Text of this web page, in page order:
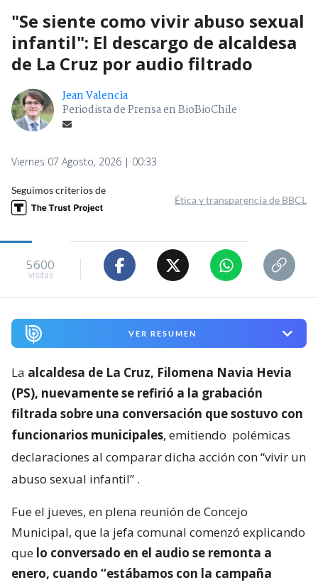
"Se siente como vivir abuso sexual
infantil": El descargo de alcaldesa
de La Cruz por audio filtrado
Jean Valencia
Periodista de Prensa en BioBioChile
Viernes 07 Agosto, 2026 | 00:33
Seguimos criterios de
Ética y transparencia de BBCL
5600
visitas
VER RESUMEN
La alcaldesa de La Cruz, Filomena Navia Hevia
(PS), nuevamente se refirió a la grabación
filtrada sobre una conversación que sostuvo con
funcionarios municipales, emitiendo polémicas
declaraciones al comparar dicha acción con “vivir un
abuso sexual infantil” .
Fue el jueves, en plena reunión de Concejo
Municipal, que la jefa comunal comenzó explicando
que lo conversado en el audio se remonta a
enero, cuando “estábamos con la campaña